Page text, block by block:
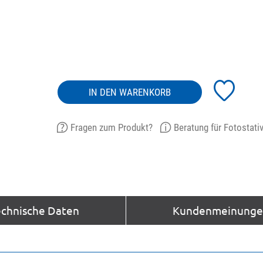
IN DEN WARENKORB
Fragen zum Produkt? Beratung für
Daten